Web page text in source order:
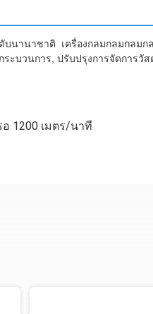
บนานาชาติ เครื่องกลมกลมกล
ะบวนการ, ปรับปรุงการจัดการ
อ 1200 เมตร/นาที